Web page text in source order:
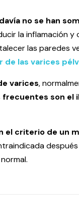
no se han
la inflamación
las paredes
de las varices
varices,
frecuentes son el
criterio de un